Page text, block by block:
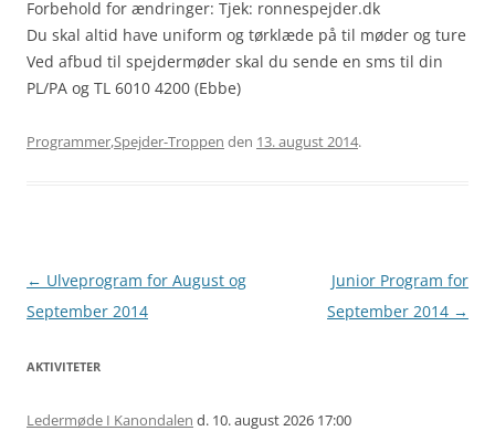
Forbehold for ændringer: Tjek: ronnespejder.dk
Du skal altid have uniform og tørklæde på til møder og ture
Ved afbud til spejdermøder skal du sende en sms til din
PL/PA og TL 6010 4200 (Ebbe)
Programmer,Spejder-Troppen den 13. august 2014.
Artikel
navigation
← Ulveprogram for August og
September 2014
Junior Program for
September 2014 →
AKTIVITETER
Ledermøde I Kanondalen d. 10. august 2026 17:00